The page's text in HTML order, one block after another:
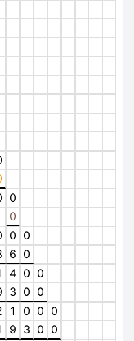
0
0
0 0
6 0
4 0 0
3 0 0
1 0 0 0
9 3 0 0